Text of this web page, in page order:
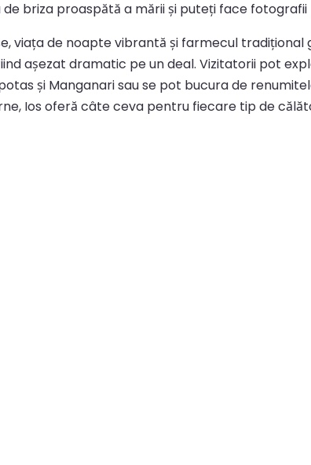
briza proaspătă a mării și puteți face
viața de noapte vibrantă și farmecul tradițional
așezat dramatic pe un deal. Vizitatorii pot
și Manganari sau se pot bucura de
Ios oferă câte ceva pentru fiecare tip de